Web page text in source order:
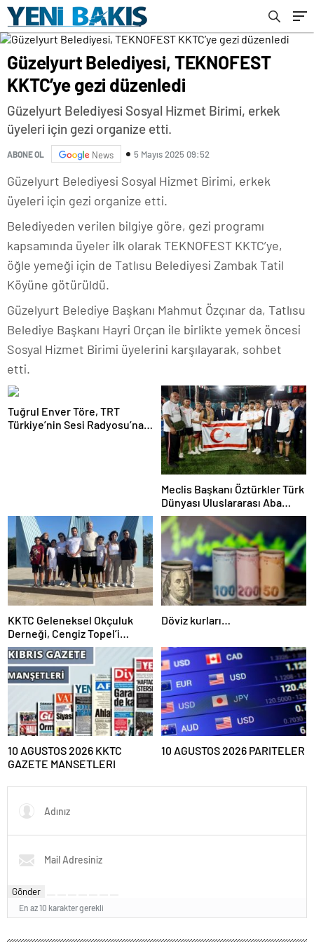
Güzelyurt Belediyesi, TEKNOFEST
KKTC’ye gezi düzenledi
Güzelyurt Belediyesi Sosyal Hizmet Birimi, erkek
üyeleri için gezi organize etti.
ABONE OL News 5 Mayıs 2025 09:52
Güzelyurt Belediyesi Sosyal Hizmet Birimi, erkek
üyeleri için gezi organize etti.
Belediyeden verilen bilgiye göre, gezi programı
kapsamında üyeler ilk olarak TEKNOFEST KKTC’ye,
öğle yemeği için de Tatlısu Belediyesi Zambak Tatil
Köyüne götürüldü.
Güzelyurt Belediye Başkanı Mahmut Özçınar da, Tatlısu
Belediye Başkanı Hayri Orçan ile birlikte yemek öncesi
Sosyal Hizmet Birimi üyelerini karşılayarak, sohbet
etti.
Tuğrul Enver Töre, TRT
Türkiye’nin Sesi Radyosu’na
Meclis Başkanı Öztürkler Türk
Dünyası Uluslararası Aba
Güreşi Finallerini izledi
KKTC Geleneksel Okçuluk
Derneği, Cengiz Topel’i
törenle andı
Döviz kurları…
10 AGUSTOS 2026 KKTC
GAZETE MANSETLERI
10 AGUSTOS 2026 PARITELER
Gönder
En az 10 karakter gerekli